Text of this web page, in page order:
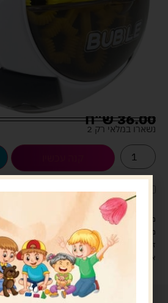
36.00ש"ח
נשארו במלאי רק 2
לארוז את המוצר באריזת מתנה5.00 ש"ח
מעל 329 ש"ח, משלוח עם שליח עד הבית חינם! – 0 ₪
משלוח עם שליח עד הבית: 29 ש"ח
זמן אספקה: עד 4 ימי עסקים.
איסוף עצמי: מ"ביתר טויס" רחוב בניין דוד 18, ביתר עילית.